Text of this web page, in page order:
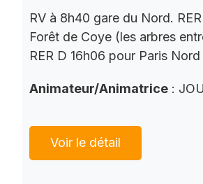
RV à 8h40 gare du Nord.
Forêt de Coye (les arbres
RER D 16h06 pour Paris
Animateur/Animatrice :
Voir le détail